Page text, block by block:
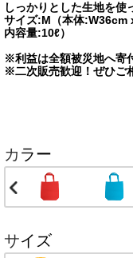
しっかりとした生地を使
サイズ:M（本体:W36cm
内容量:10ℓ）
※利益は全額被災地へ寄
※二次販売歓迎！ぜひご
カラー
サイズ